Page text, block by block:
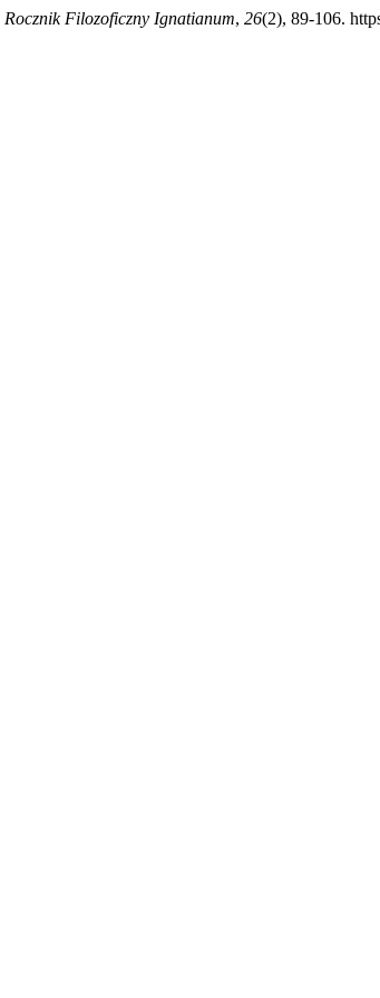
Rocznik Filozoficzny Ignatianum, 26(2), 89-106.